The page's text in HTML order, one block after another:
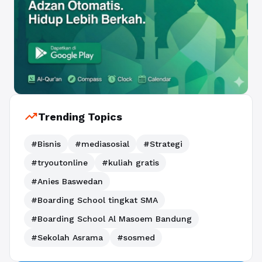
trending_upTrending Topics
#Bisnis #mediasosial
#Strategi
#tryoutonline
#kuliah gratis
#Anies Baswedan
#Boarding School tingkat SMA
#Boarding School Al Masoem Bandung
#Sekolah Asrama
#sosmed